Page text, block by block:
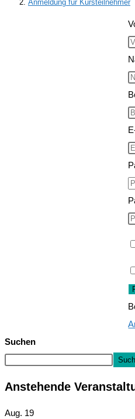
Anmeldung für Kursteilnehmer
Suchen
Anstehende
Aug. 19